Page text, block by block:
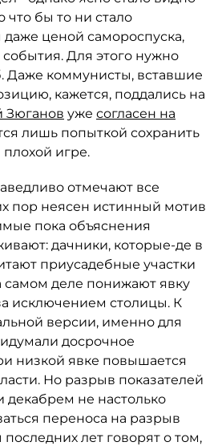
бы то ни стало
ценой самороспуска,
Для этого нужно
Даже коммунисты, вставшие
кажется, поддались на
Зюганов уже согласен на
лишь попыткой сохранить
игре.
отмечают все
пор неясен истинный мотив
пока объяснения
дачники, которые-де в
приусадебные участки
самом деле понижают явку
исключением столицы. К
версии, именно для
досрочное
низкой явке повышается
Но разрыв показателей
не настолько
переноса на разрыв
лет говорят о том,